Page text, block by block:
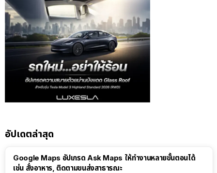
อัปเดตล่าสุด
Google Maps อัปเกรด Ask Maps ให้ทำงานหลายขั้นตอนได้
เช่น สั่งอาหาร, ติดตามขนส่งสาธารณะ